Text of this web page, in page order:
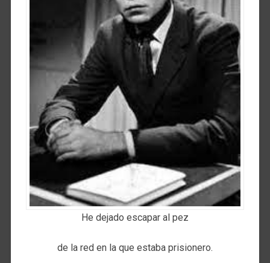
He dejado escapar al pez
de la red en la que estaba prisionero.